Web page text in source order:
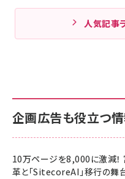
人気記事
企画広告も役立つ情
10万ページを8,000に激減！
革と「SitecoreAI」移行の舞